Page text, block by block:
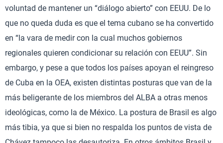
voluntad de mantener un “diálogo abierto” con EEUU. De lo
que no queda duda es que el tema cubano se ha convertido
en “la vara de medir con la cual muchos gobiernos
regionales quieren condicionar su relación con EEUU”. Sin
embargo, y pese a que todos los países apoyan el reingreso
de Cuba en la OEA, existen distintas posturas que van de la
más beligerante de los miembros del ALBA a otras menos
ideológicas, como la de México. La postura de Brasil es algo
más tibia, ya que si bien no respalda los puntos de vista de